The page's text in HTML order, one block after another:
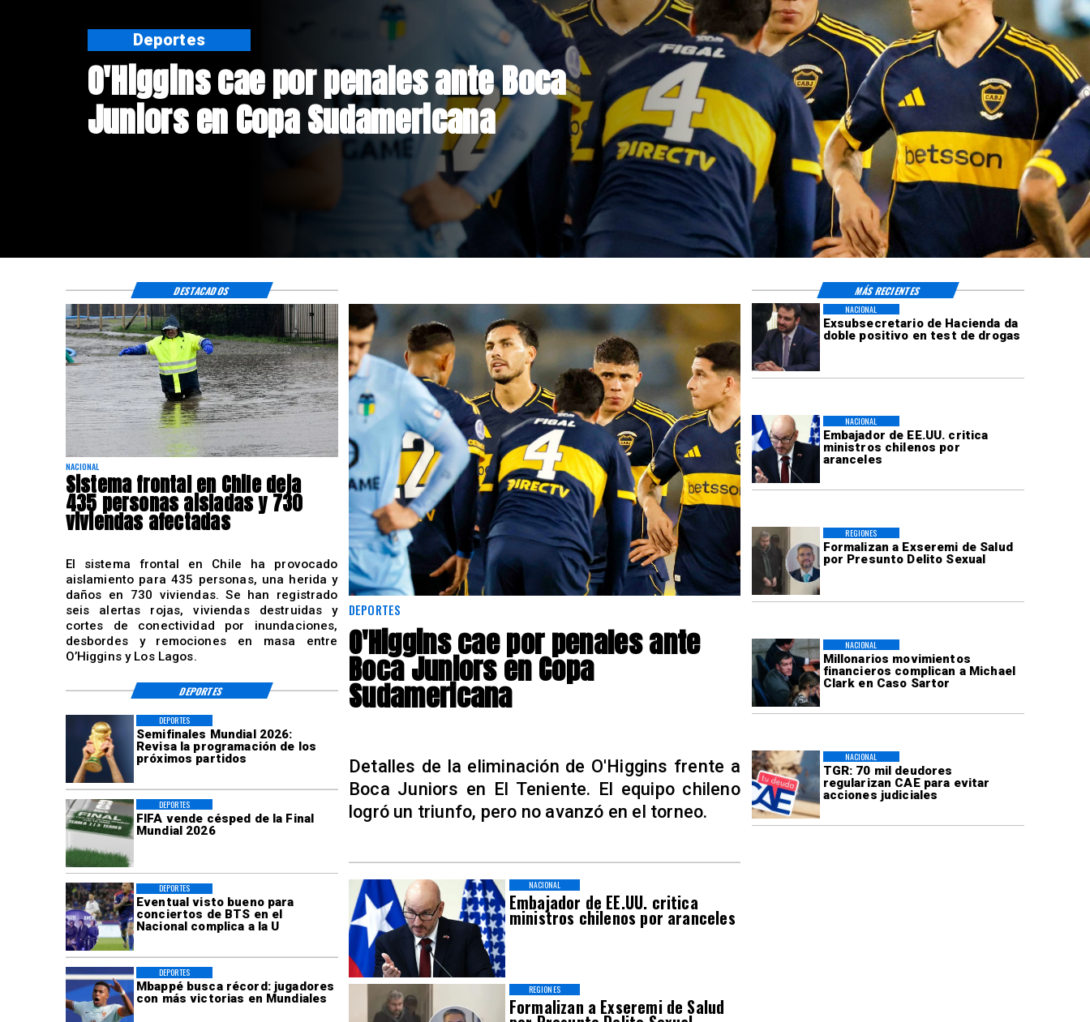
Sistema frontal en Chile deja 435
personas aisladas y 730 viviendas
Nacional
Exsubsecretario de Hacienda da
doble positivo en test de drogas
NACIONAL
Embajador de EE.UU. critica
ministros chilenos por
aranceles
NACIONAL
Formalizan a Exseremi de Salud
por Presunto Delito Sexual
REGIONES
Millonarios movimientos
financieros complican a Michael
Clark en Caso Sartor
NACIONAL
TGR: 70 mil deudores
regularizan CAE para evitar
acciones judiciales
NACIONAL
Semifinales Mundial 2026:
Revisa la programación de los
próximos partidos
DEPORTES
FIFA vende césped de la Final
Mundial 2026
DEPORTES
Eventual visto bueno para
conciertos de BTS en el
Nacional complica a la U
DEPORTES
Mbappé busca récord: jugadores
con más victorias en Mundiales
DEPORTES
Embajador de EE.UU. critica
ministros chilenos por aranceles
NACIONAL
Formalizan a Exseremi de Salud
REGIONES
NACIONAL
Sistema frontal en Chile deja
435 personas aisladas y 730
viviendas afectadas
El sistema frontal en Chile ha provocado
aislamiento para 435 personas, una herida y
daños en 730 viviendas. Se han registrado
seis alertas rojas, viviendas destruidas y
cortes de conectividad por inundaciones,
desbordes y remociones en masa entre
O’Higgins y Los Lagos.
DEPORTES
O'Higgins cae por penales ante
Boca Juniors en Copa
Sudamericana
Detalles de la eliminación de O'Higgins frente a
Boca Juniors en El Teniente. El equipo chileno
logró un triunfo, pero no avanzó en el torneo.
DESTACADOS MÁS RECIENTES
DEPORTES